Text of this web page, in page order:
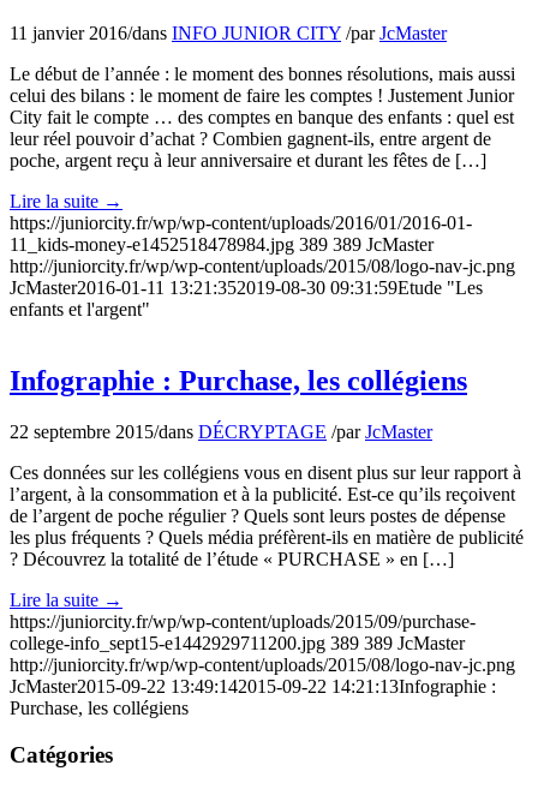
11 janvier 2016/dans INFO JUNIOR CITY /parJcMaster
Le début de l’année : le moment des bonnes résolutions, mais aussi
celui des bilans : le moment de faire les comptes ! Justement Junior
City fait le compte … des comptes en banque des enfants : quel est
leur réel pouvoir d’achat ? Combien gagnent-ils, entre argent de
poche, argent reçu à leur anniversaire et durant les fêtes de […]
Lire la suite →
https://juniorcity.fr/wp/wp-content/uploads/2016/01/2016-01-
11_kids-money-e1452518478984.jpg 389 389 JcMaster
http://juniorcity.fr/wp/wp-content/uploads/2015/08/logo-nav-jc.png
JcMaster2016-01-11 13:21:352019-08-30 09:31:59Etude "Les
enfants et l'argent"
Infographie : Purchase, les collégiens
22 septembre 2015/dans DÉCRYPTAGE /parJcMaster
Ces données sur les collégiens vous en disent plus sur leur rapport à
l’argent, à la consommation et à la publicité. Est-ce qu’ils reçoivent
de l’argent de poche régulier ? Quels sont leurs postes de dépense
les plus fréquents ? Quels média préfèrent-ils en matière de publicité
? Découvrez la totalité de l’étude « PURCHASE » en […]
Lire la suite →
https://juniorcity.fr/wp/wp-content/uploads/2015/09/purchase-
college-info_sept15-e1442929711200.jpg 389 389 JcMaster
http://juniorcity.fr/wp/wp-content/uploads/2015/08/logo-nav-jc.png
JcMaster2015-09-22 13:49:142015-09-22 14:21:13Infographie :
Purchase, les collégiens
Catégories